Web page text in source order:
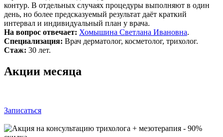
контур. В отдельных случаях процедуры выполняют в один
день, но более предсказуемый результат даёт краткий
интервал и индивидуальный план у врача.
На вопрос отвечает: Хомышина Светлана Ивановна.
Специализация: Врач дерматолог, косметолог, трихолог.
Стаж: 30 лет.
Акции месяца
Записаться